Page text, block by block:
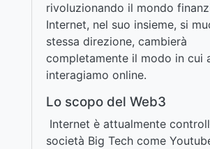
rivoluzionando il mondo
Internet, nel suo insieme, si
stessa direzione, cambierà
completamente il modo in cui
interagiamo online.
Lo scopo del Web3
Internet è attualmente
società Big Tech come